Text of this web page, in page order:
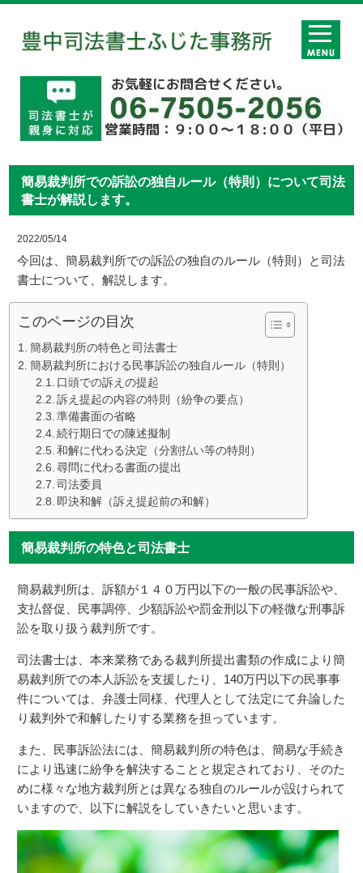
簡易裁判所での訴訟の独自ルール（特則）について司法
書士が解説します。
2022/05/14
今回は、簡易裁判所での訴訟の独自のルール（特則）と司法
書士について、解説します。
このページの目次
簡易裁判所の特色と司法書士
簡易裁判所における民事訴訟の独自ルール（特則）
口頭での訴えの提起
訴え提起の内容の特則（紛争の要点）
準備書面の省略
続行期日での陳述擬制
和解に代わる決定（分割払い等の特則）
尋問に代わる書面の提出
司法委員
即決和解（訴え提起前の和解）
簡易裁判所の特色と司法書士
簡易裁判所は、訴額が１４０万円以下の一般の民事訴訟や、
支払督促、民事調停、少額訴訟や罰金刑以下の軽微な刑事訴
訟を取り扱う裁判所です。
司法書士は、本来業務である裁判所提出書類の作成により簡
易裁判所での本人訴訟を支援したり、140万円以下の民事事
件については、弁護士同様、代理人として法定にて弁論した
り裁判外で和解したりする業務を担っています。
また、民事訴訟法には、簡易裁判所の特色は、簡易な手続き
により迅速に紛争を解決することと規定されており、そのた
めに様々な地方裁判所とは異なる独自のルールが設けられて
いますので、以下に解説をしていきたいと思います。